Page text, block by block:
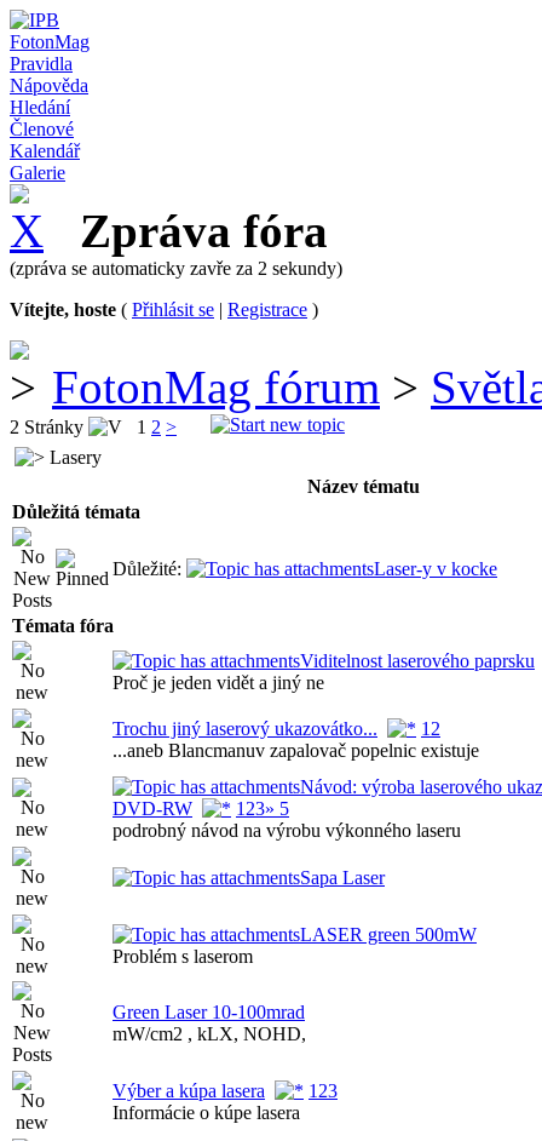
FotonMag
Pravidla
Nápověda
Hledání
Členové
Kalendář
Galerie
Zpráva fóra
(zpráva se automaticky zavře za 2 sekundy)
Vítejte, hoste ( Přihlásit se | Registrace )
FotonMag fórum >
2 Stránky 1 2 >
Lasery
Název tématu
Důležitá témata
Důležité: Laser-y v kocke
Témata fóra
Viditelnost laserového paprsku
Proč je jeden vidět a jiný ne
Trochu jiný laserový ukazovátko... 1 2
...aneb Blancmanuv zapalovač popelnic existuje
Návod: výroba laserového
DVD-RW
1 23» 5
podrobný návod na výrobu výkonného laseru
Sapa Laser
LASER green 500mW
Problém s laserom
Green Laser 10-100mrad
mW/cm2 , kLX, NOHD,
Výber a kúpa lasera 1 23
Informácie o kúpe lasera